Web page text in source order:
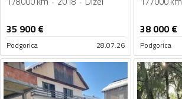
35 900€
Podgorica 28.07.26
38 000€
Podgorica